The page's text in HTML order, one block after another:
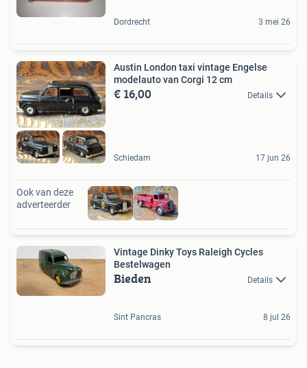
Dordrecht 3 mei 26
Austin London taxi vintage Engelse
modelauto van Corgi 12 cm
€ 16,00 Details
Schiedam 17 jun 26
Ook van deze
adverteerder
Vintage Dinky Toys Raleigh Cycles
Bestelwagen
Bieden Details
Sint Pancras 8 jul 26